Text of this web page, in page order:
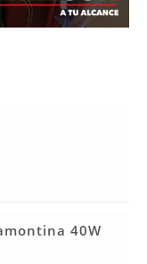
40W